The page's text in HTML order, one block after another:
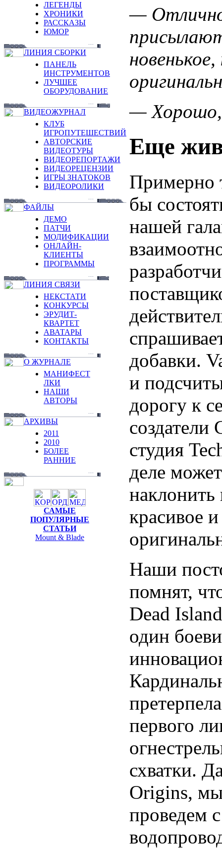
ЛЕГЕНДЫ
ХРОНИКИ
РАССКАЗЫ
ЮМОР
ЛИНИЯ СБОРКИ
ПАНЕЛЬ
ИНСТРУМЕНТОВ
ЛУЧШЕЕ
ОБОРУДОВАНИЕ
ВИДЕОЖУРНАЛ
КЛУБ
ИГРОПУТЕШЕСТВИЙ
АВТОРСКИЕ
ВИДЕОТУРЫ
ВИДЕОРЕПОРТАЖИ
ВИДЕОРЕЦЕНЗИИ
ИГРЫ ЗНАТОКОВ
ВИДЕОРОЛИКИ
ФАЙЛЫ
ДЕМО
ПАТЧИ
МОДИФИКАЦИИ
ОНЛАЙН-
КЛИЕНТЫ
ПРОГРАММЫ
ЛИНИЯ СВЯЗИ
НЕКСТАТИ
КОНКУРСЫ
ЭРУДИТ-
КВАРТЕТ
АВАТАРЫ
КОНТАКТЫ
О ЖУРНАЛЕ
МАНИФЕСТ
ЛКИ
НАШИ
АВТОРЫ
АРХИВЫ
2011
2010
БОЛЕЕ
РАННИЕ
САМЫЕ
ПОПУЛЯРНЫЕ
СТАТЬИ
Mount & Blade
—
— Хорошо,
Еще
Примерно
бы
нашей
добавки.
и
дорогу к
создатели
студия
деле
наклонить
красивое
Наши
помнят,
Dead
один
первого
схватки.
Origins,
проведем